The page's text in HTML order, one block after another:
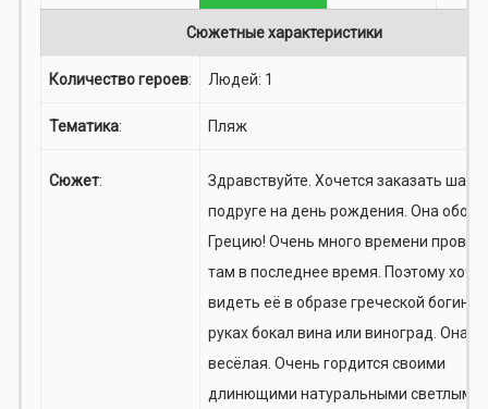
Сюжетные характеристики
Количество героев: Людей: 1
Тематика: Пляж
Сюжет:
Здравствуйте. Хочется заказать шарж
подруге на день рождения. Она
Грецию! Очень много времени
там в последнее время. Поэтому
видеть её в образе греческой богини.
руках бокал вина или виноград. Она
весёлая. Очень гордится своими
длинющими натуральными светлыми